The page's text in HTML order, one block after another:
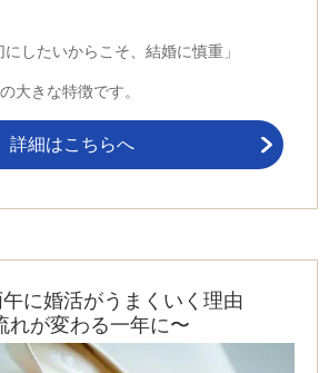
にしたいからこそ、結婚に慎重」
大きな特徴です。
詳細はこちらへ
に婚活がうまくいく理由
れが変わる一年に〜